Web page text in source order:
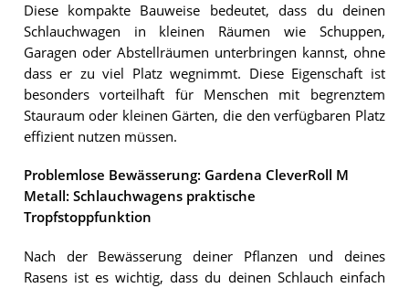
Diese kompakte Bauweise bedeutet, dass du deinen
Schlauchwagen in kleinen Räumen wie Schuppen,
Garagen oder Abstellräumen unterbringen kannst, ohne
dass er zu viel Platz wegnimmt. Diese Eigenschaft ist
besonders vorteilhaft für Menschen mit begrenztem
Stauraum oder kleinen Gärten, die den verfügbaren Platz
effizient nutzen müssen.
Problemlose Bewässerung: Gardena CleverRoll M
Metall: Schlauchwagens praktische
Tropfstoppfunktion
Nach der Bewässerung deiner Pflanzen und deines
Rasens ist es wichtig, dass du deinen Schlauch einfach